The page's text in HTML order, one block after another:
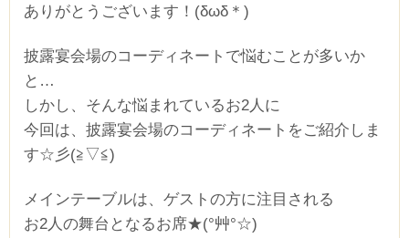
ありがとうございます！(δωδ＊)
披露宴会場のコーディネートで悩むことが多いか
と…
しかし、そんな悩まれているお2人に
今回は、披露宴会場のコーディネートをご紹介しま
す☆彡(≧▽≦)
メインテーブルは、ゲストの方に注目される
お2人の舞台となるお席★(°艸°☆)